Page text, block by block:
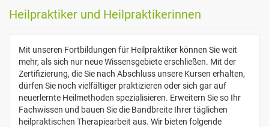
Heilpraktiker und Heilpraktikerinnen
Mit unseren Fortbildungen für Heilpraktiker können Sie weit
mehr, als sich nur neue Wissensgebiete erschließen. Mit der
Zertifizierung, die Sie nach Abschluss unsere Kursen erhalten,
dürfen Sie noch vielfältiger praktizieren oder sich gar auf
neuerlernte Heilmethoden spezialisieren. Erweitern Sie so Ihr
Fachwissen und bauen Sie die Bandbreite Ihrer täglichen
heilpraktischen Therapiearbeit aus. Wir bieten folgende